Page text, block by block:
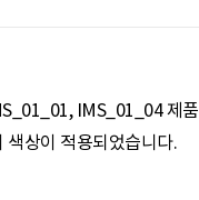
IMS_01_04 제품
색상이 적용되었습니다.